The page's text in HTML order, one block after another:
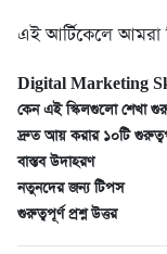
এই আর্টিকেলে আমরা
Digital Marketing
কেন এই স্কিলগুলো শেখা
দ্রুত আয় করার ১০টি
বাস্তব উদাহরণ
নতুনদের জন্য টিপস
গুরুত্বপূর্ণ প্রশ্ন উত্তর